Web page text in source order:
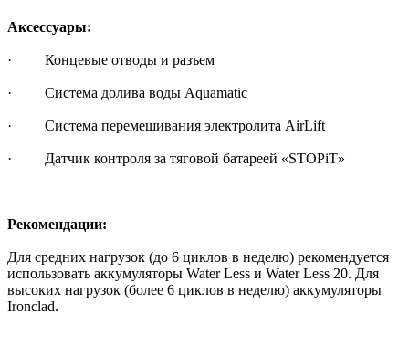
Аксессуары:
· Концевые отводы и разъем
· Система долива воды Aquamatic
· Система перемешивания электролита AirLift
· Датчик контроля за тяговой батареей «STOPiT»
Рекомендации:
Для средних нагрузок (до 6 циклов в неделю) рекомендуется
использовать аккумуляторы Water Less и Water Less 20. Для
высоких нагрузок (более 6 циклов в неделю) аккумуляторы
Ironclad.